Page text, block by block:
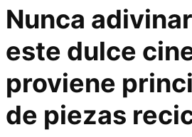
Nunca
este dulce
proviene
de piezas